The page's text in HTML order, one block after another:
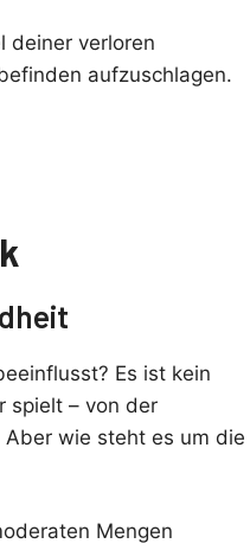
deiner verloren
aufzuschlagen.
Es ist kein
spielt – von der
wie steht es um die
Mengen